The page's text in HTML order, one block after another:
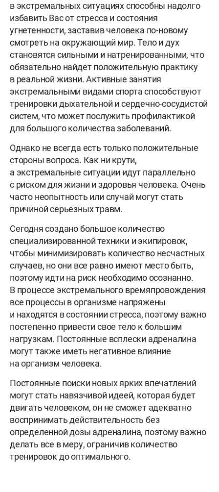
в экстремальных ситуациях способны надолго
избавить Вас от стресса и состояния
угнетенности, заставив человека по-новому
смотреть на окружающий мир. Тело и дух
становятся сильными и натренированными, что
обязательно найдет положительную практику
в реальной жизни. Активные занятия
экстремальными видами спорта способствуют
тренировки дыхательной и сердечно-сосудистой
систем, что может послужить профилактикой
для большого количества заболеваний.
Однако не всегда есть только положительные
стороны вопроса. Как ни крути,
а экстремальные ситуации идут параллельно
с риском для жизни и здоровья человека. Очень
часто неопытность или случай могут стать
причиной серьезных травм.
Сегодня создано большое количество
специализированной техники и экипировок,
чтобы минимизировать количество несчастных
случаев, но они все равно имеют место быть,
поэтому идти на риск необходимо осознанно.
В процессе экстремального времяпровождения
все процессы в организме напряжены
и находятся в состоянии стресса, поэтому важно
постепенно привести свое тело к большим
нагрузкам. Постоянные всплески адреналина
могут также иметь негативное влияние
на организм человека.
Постоянные поиски новых ярких впечатлений
могут стать навязчивой идеей, которая будет
двигать человеком, он не сможет адекватно
воспринимать действительность без
определенной дозы адреналина, поэтому важно
делать все в меру, ограничив количество
тренировок до оптимального.